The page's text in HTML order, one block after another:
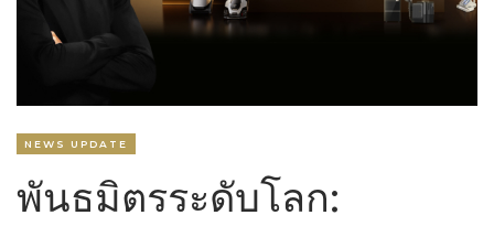
NEWS UPDATE
พันธมิตรระดับโลก: